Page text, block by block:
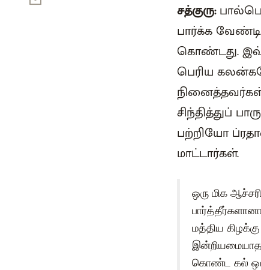
சத்குரு:
பார்க்க
கொண்டது.
பெரிய
சிந்தித்துப்
பற்றியோ
மாட்டார்கள்.
ஒரு மிக
மத்திய
கொண்ட கல்